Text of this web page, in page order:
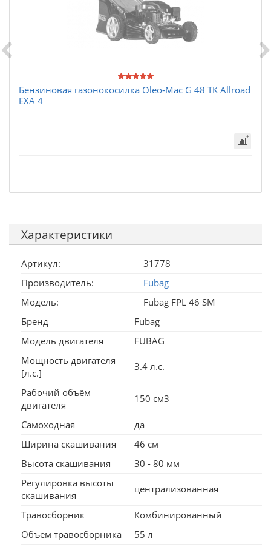
Бензиновая газонокосилка Oleo-Mac G 48 TK Allroad
EXA 4
Характеристики
Артикул:
31778
Производитель:
Fubag
Модель:
Fubag FPL 46 SM
Бренд
Fubag
Модель двигателя
FUBAG
Мощность двигателя
[л.с.]
3.4 л.с.
Рабочий объём
двигателя
150 см3
Самоходная
да
Ширина скашивания
46 см
Высота скашивания
30 - 80 мм
Регулировка высоты
скашивания
централизованная
Травосборник
Комбинированный
Объём травосборника
55 л